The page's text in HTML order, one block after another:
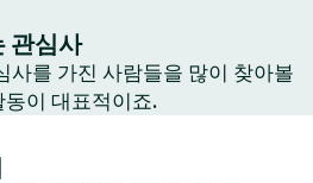
관심사
사를 가진 사람들을 많이 찾아볼
이 대표적이죠.